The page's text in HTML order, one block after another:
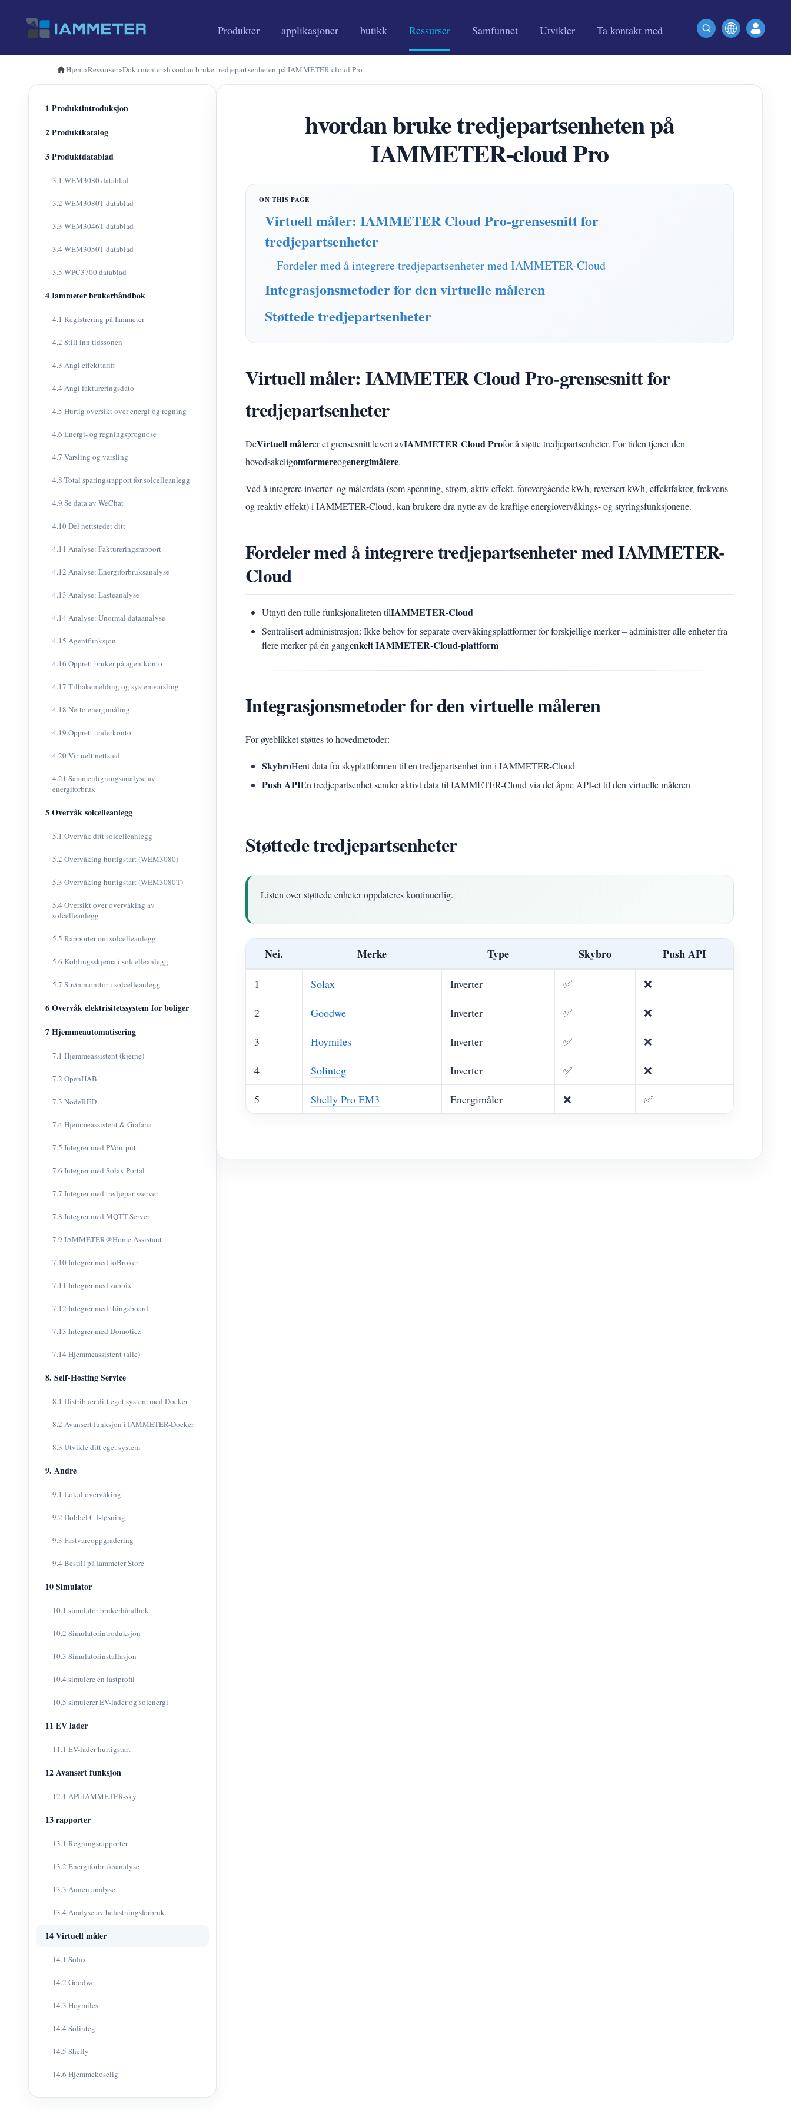
Produkter applikasjoner butikk Ressurser Samfunnet Utvikler Ta kontakt med
Hjem>Ressurser>Dokumenter>hvordan bruke tredjepartsenheten på IAMMETER-cloud Pro
1 Produktintroduksjon
2 Produktkatalog
3 Produktdatablad
3.1 WEM3080 datablad
3.2 WEM3080T datablad
3.3 WEM3046T datablad
3.4 WEM3050T datablad
3.5 WPC3700 datablad
4 Iammeter brukerhåndbok
4.1 Registrering på Iammeter
4.2 Still inn tidssonen
4.3 Angi effekttariff
4.4 Angi faktureringsdato
4.5 Hurtig oversikt over energi og regning
4.6 Energi- og regningsprognose
4.7 Varsling og varsling
4.8 Total sparingsrapport for solcelleanlegg
4.9 Se data av WeChat
4.10 Del nettstedet ditt
4.11 Analyse: Faktureringsrapport
4.12 Analyse: Energiforbruksanalyse
4.13 Analyse: Lasteanalyse
4.14 Analyse: Unormal dataanalyse
4.15 Agentfunksjon
4.16 Opprett bruker på agentkonto
4.17 Tilbakemelding og systemvarsling
4.18 Netto energimåling
4.19 Opprett underkonto
4.20 Virtuelt nettsted
4.21 Sammenligningsanalyse av
energiforbruk
5 Overvåk solcelleanlegg
5.1 Overvåk ditt solcelleanlegg
5.2 Overvåking hurtigstart (WEM3080)
5.3 Overvåking hurtigstart (WEM3080T)
5.4 Oversikt over overvåking av
solcelleanlegg
5.5 Rapporter om solcelleanlegg
5.6 Koblingsskjema i solcelleanlegg
5.7 Strømmonitor i solcelleanlegg
6 Overvåk elektrisitetssystem for boliger
7 Hjemmeautomatisering
7.1 Hjemmeassistent (kjerne)
7.2 OpenHAB
7.3 NodeRED
7.4 Hjemmeassistent & Grafana
7.5 Integrer med PVoutput
7.6 Integrer med Solax Portal
7.7 Integrer med tredjepartsserver
7.8 Integrer med MQTT Server
7.9 IAMMETER@Home Assistant
7.10 Integrer med ioBroker
7.11 Integrer med zabbix
7.12 Integrer med thingsboard
7.13 Integrer med Domoticz
7.14 Hjemmeassistent (alle)
8. Self-Hosting Service
8.1 Distribuer ditt eget system med Docker
8.2 Avansert funksjon i IAMMETER-Docker
8.3 Utvikle ditt eget system
9. Andre
9.1 Lokal overvåking
9.2 Dobbel CT-løsning
9.3 Fastvareoppgradering
9.4 Bestill på Iammeter Store
10 Simulator
10.1 simulator brukerhåndbok
10.2 Simulatorintroduksjon
10.3 Simulatorinstallasjon
10.4 simulere en lastprofil
10.5 simulerer EV-lader og solenergi
11 EV lader
11.1 EV-lader hurtigstart
12 Avansert funksjon
12.1 API:IAMMETER-sky
13 rapporter
13.1 Regningsrapporter
13.2 Energiforbruksanalyse
13.3 Annen analyse
13.4 Analyse av belastningsforbruk
14 Virtuell måler
14.1 Solax
14.2 Goodwe
14.3 Hoymiles
14.4 Solinteg
14.5 Shelly
14.6 Hjemmekoselig
hvordan bruke tredjepartsenheten på
IAMMETER-cloud Pro
Virtuell måler: IAMMETER Cloud Pro-grensesnitt for
tredjepartsenheter
Fordeler med å integrere tredjepartsenheter med IAMMETER-Cloud
Integrasjonsmetoder for den virtuelle måleren
Støttede tredjepartsenheter
Virtuell måler: IAMMETER Cloud Pro-grensesnitt for
tredjepartsenheter
DeVirtuell målerer et grensesnitt levert avIAMMETER Cloud Profor å støtte tredjepartsenheter. For tiden tjener den
hovedsakeligomformereogenergimålere.
Ved å integrere inverter- og målerdata (som spenning, strøm, aktiv effekt, forovergående kWh, reversert kWh, effektfaktor, frekvens
og reaktiv effekt) i IAMMETER-Cloud, kan brukere dra nytte av de kraftige energiovervåkings- og styringsfunksjonene.
Fordeler med å integrere tredjepartsenheter med IAMMETER-
Cloud
Utnytt den fulle funksjonaliteten tilIAMMETER-Cloud
Sentralisert administrasjon: Ikke behov for separate overvåkingsplattformer for forskjellige merker – administrer alle enheter fra
flere merker på én gangenkelt IAMMETER-Cloud-plattform
Integrasjonsmetoder for den virtuelle måleren
For øyeblikket støttes to hovedmetoder:
SkybroHent data fra skyplattformen til en tredjepartsenhet inn i IAMMETER-Cloud
Push APIEn tredjepartsenhet sender aktivt data til IAMMETER-Cloud via det åpne API-et til den virtuelle måleren
Støttede tredjepartsenheter
Listen over støttede enheter oppdateres kontinuerlig.
Nei. Merke Type Skybro Push API
1 Solax Inverter ✅ ❌
2 Goodwe Inverter ✅ ❌
3 Hoymiles Inverter ✅ ❌
4 Solinteg Inverter ✅ ❌
5 Shelly Pro EM3 Energimåler ❌ ✅